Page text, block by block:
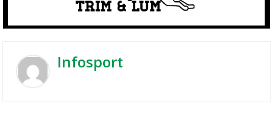
Infosport